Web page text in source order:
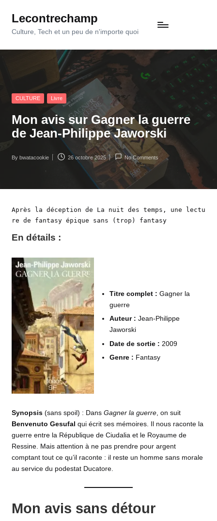
SkipLecontrechamp
Culture, Tech et un peu de n'importe quoi
Posted
CULTURE Livre
Mon avis sur Gagner la guerre
de Jean-Philippe Jaworski
Posted
By bwatacookie 26 octobre 2025 No Comments
Après la déception de La nuit des temps , une lectu
re de fantasy épique sans (trop) fantasy
En détails :
Titre complet : Gagner la
guerre
Auteur : Jean-Philippe
Jaworski
Date de sortie : 2009
Genre : Fantasy
Synopsis (sans spoil) : Dans Gagner la guerre, on suit
Benvenuto Gesufal qui écrit ses mémoires. Il nous raconte la
guerre entre la République de Ciudalia et le Royaume de
Ressine. Mais attention à ne pas prendre pour argent
comptant tout ce qu’il raconte : il reste un homme sans morale
au service du podestat Ducatore.
Mon avis sans détour